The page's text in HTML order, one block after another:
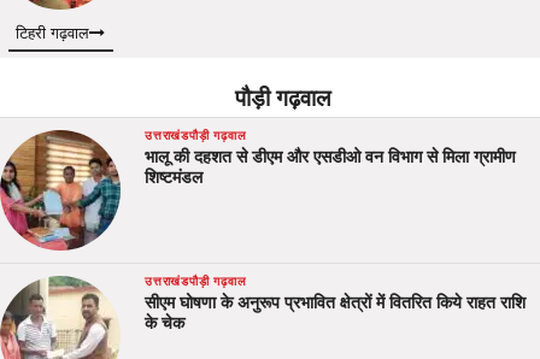
टिहरी गढ़वाल
पौड़ी गढ़वाल
उत्तराखंडपौड़ी गढ़वाल
भालू की दहशत से डीएम और एसडीओ वन विभाग से मिला ग्रामीण
शिष्टमंडल
उत्तराखंडपौड़ी गढ़वाल
सीएम घोषणा के अनुरूप प्रभावित क्षेत्रों में वितरित किये राहत राशि
के चेक